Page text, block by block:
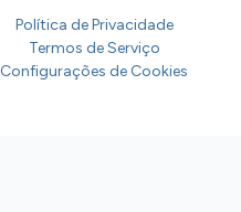
Política de Privacidade
Termos de Serviço
Configurações de Cookies